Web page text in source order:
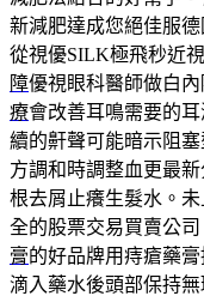
新減肥達成您絕佳服
從視優SILK極飛秒近
障優視眼科醫師做白
療會改善耳鳴需要的
續的鼾聲可能暗示阻
方調和時調整血更最
根去屑止癢生髮水。
全的股票交易買賣公
膏的好品牌用痔瘡藥
滴入藥水後頭部保持